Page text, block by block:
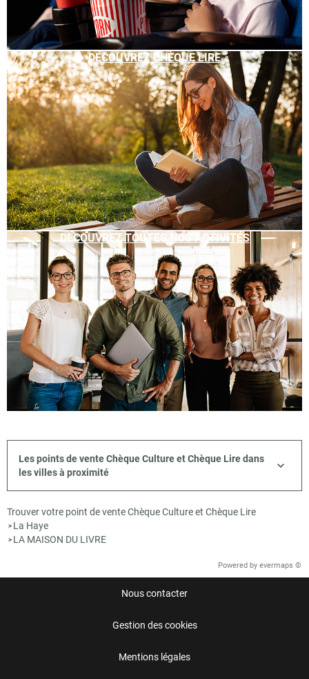
DÉCOUVREZ CHÈQUE LIRE
DÉCOUVREZ TOUTES NOS ACTIVITÉS
Les points de vente Chèque Culture et Chèque Lire dans
les villes à proximité
Trouver votre point de vente Chèque Culture et Chèque Lire
> La Haye
> LA MAISON DU LIVRE
Powered by evermaps ©
Nous contacter
Gestion des cookies
Mentions légales